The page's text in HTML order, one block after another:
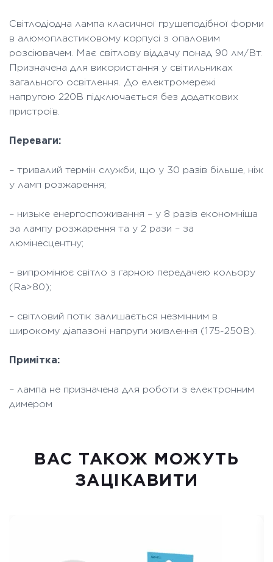
Світлодіодна лампа класичної грушеподібної форми
в алюмопластиковому корпусі з опаловим
розсіювачем. Має світлову віддачу понад 90 лм/Вт.
Призначена для використання у світильниках
загального освітлення. До електромережі
напругою 220В підключається без додаткових
пристроїв.
Переваги:
– тривалий термін служби, що у 30 разів більше, ніж
у ламп розжарення;
– низьке енергоспоживання – у 8 разів економніша
за лампу розжарення та у 2 рази – за
люмінесцентну;
– випромінює світло з гарною передачею кольору
(Ra>80);
– світловий потік залишається незмінним в
широкому діапазоні напруги живлення (175-250В).
Примітка:
– лампа не призначена для роботи з електронним
димером
ВАC ТАКОЖ МОЖУТЬ
ЗАЦІКАВИТИ